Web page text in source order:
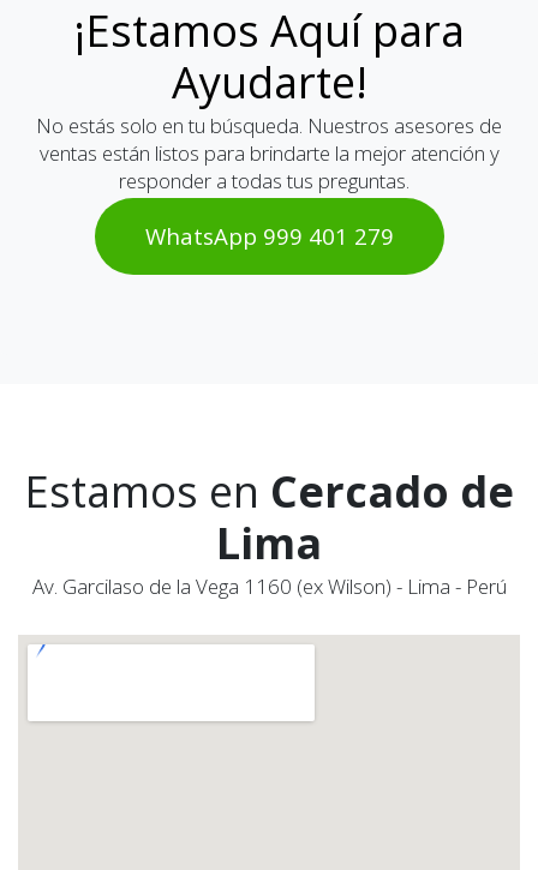
¡Estamos Aquí para
Ayudarte!
No estás solo en tu búsqueda. Nuestros asesores de
ventas están listos para brindarte la mejor atención y
responder a todas tus preguntas.
WhatsAp​​​​p 999 401 2​​79
Estamos en Cercado de
Lima
Av. Garcilaso de la Vega 1160 (ex Wilson) - Lima - Perú